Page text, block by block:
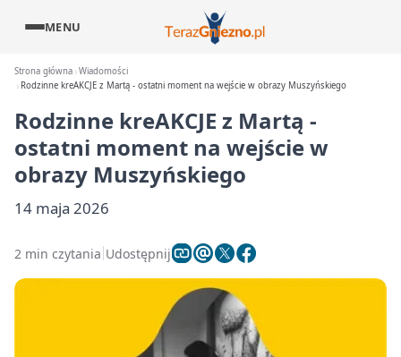
MENU
Strona główna Wiadomości
Rodzinne kreAKCJE z Martą - ostatni moment na wejście w obrazy Muszyńskiego
Rodzinne kreAKCJE z Martą -
ostatni moment na wejście w
obrazy Muszyńskiego
14 maja 2026
2 min czytania Udostępnij